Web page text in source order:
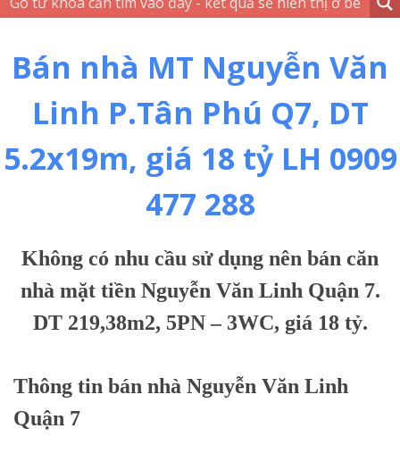
Bán nhà MT Nguyễn Văn
Linh P.Tân Phú Q7, DT
5.2x19m, giá 18 tỷ LH 0909
477 288
Không có nhu cầu sử dụng nên bán căn
nhà mặt tiền Nguyễn Văn Linh Quận 7.
DT 219,38m2, 5PN – 3WC, giá 18 tỷ.
Thông tin bán nhà Nguyễn Văn Linh
Quận 7